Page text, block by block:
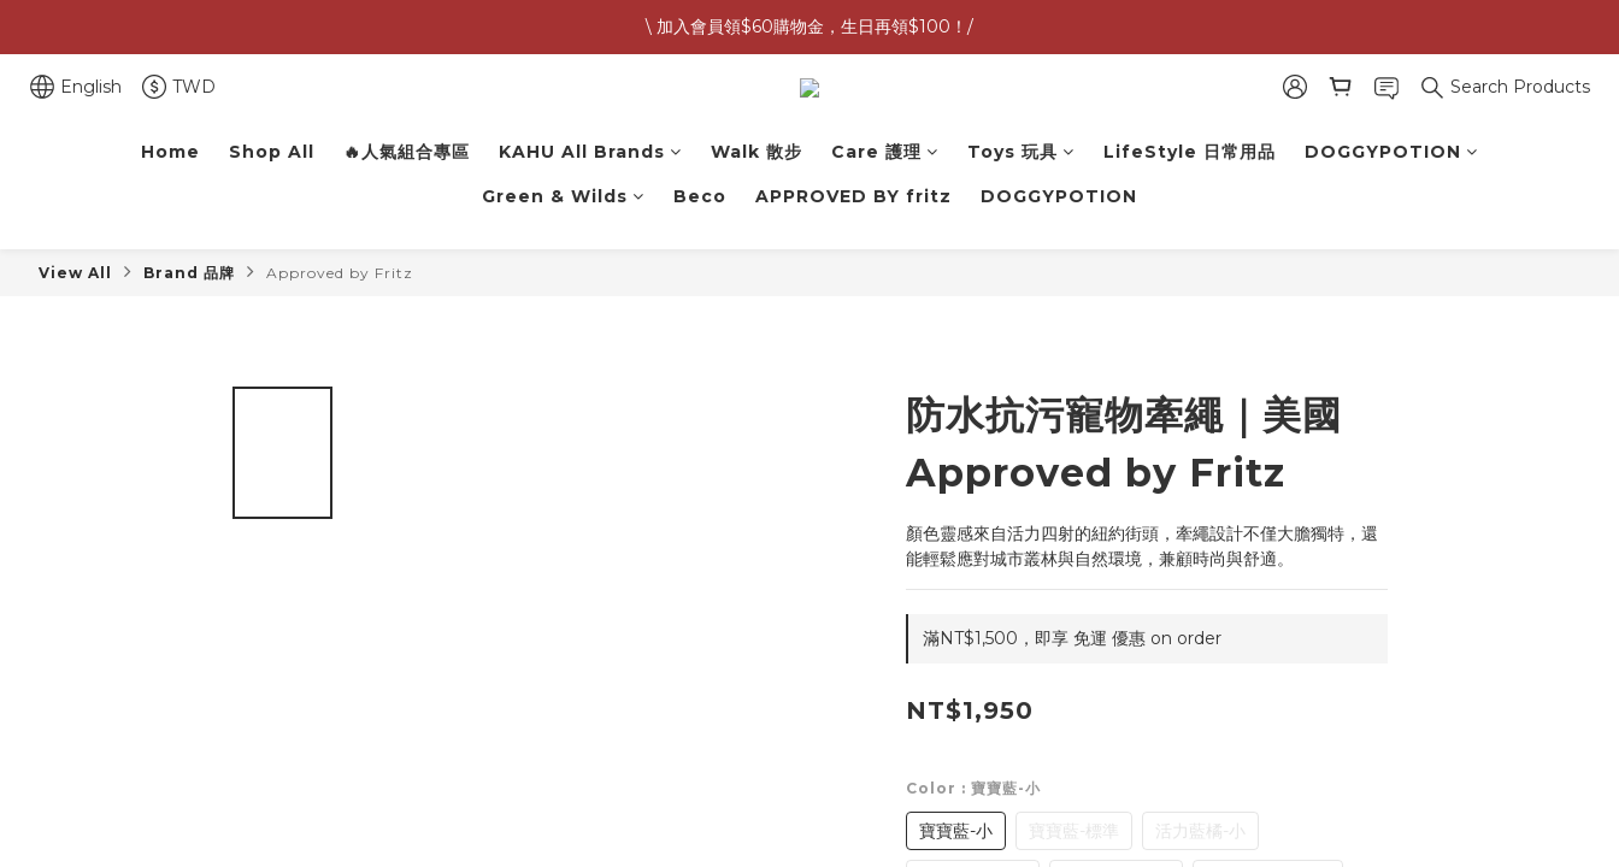
G&W 7月預購按照訂單順序提早出貨中 🚛
\ 加入會員領$60購物金，生日再領$100！/
全館滿 1,500 免運 🚚
English TWD Search Products
Home Shop All 🔥人氣組合專區 KAHU All Brands Walk 散步 Care 護理 Toys 玩具 LifeStyle 日常用品 DOGGYPOTION
Green & Wilds Beco APPROVED BY fritz DOGGYPOTION
View All Brand 品牌 Approved by Fritz
防水抗污寵物牽繩｜美國
Approved by Fritz
顏色靈感來自活力四射的紐約街頭，牽繩設計不僅大膽獨特，還
能輕鬆應對城市叢林與自然環境，兼顧時尚與舒適。
滿NT$1,500，即享 免運 優惠 on order
NT$1,950
Color : 寶寶藍-小
寶寶藍-小 寶寶藍-標準 活力藍橘-小